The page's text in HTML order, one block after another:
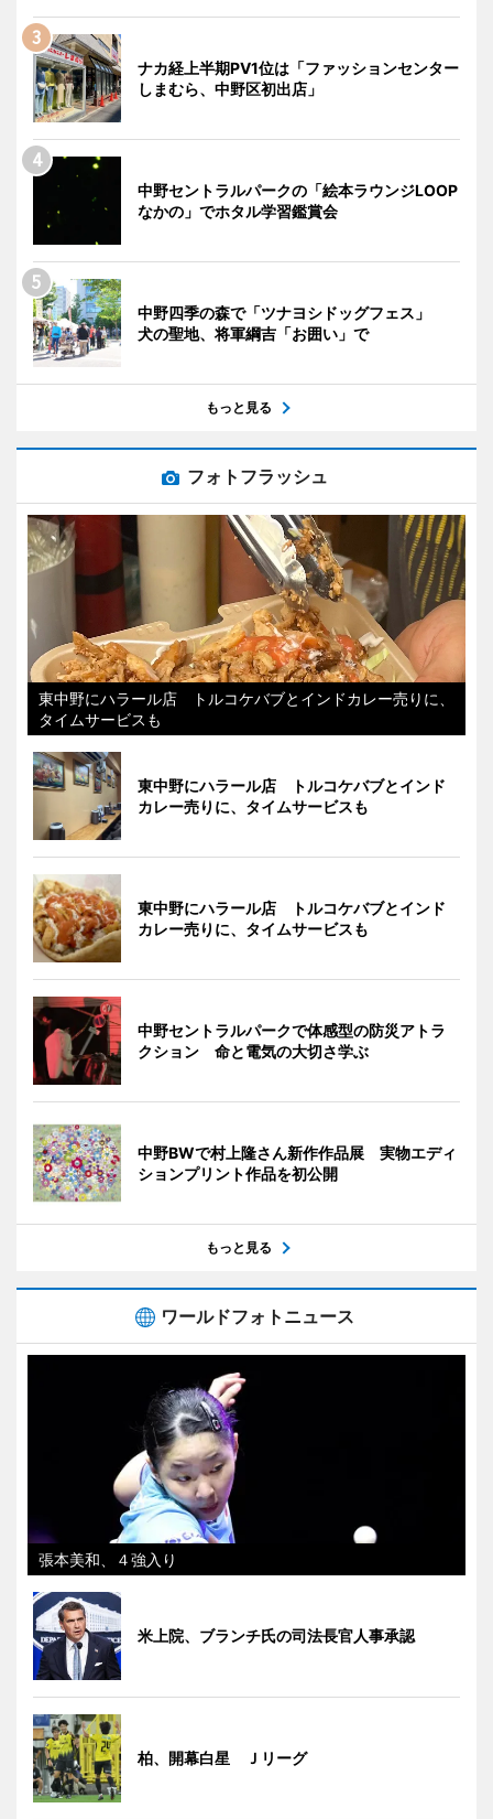
ナカ経上半期PV1位は「ファッションセンター
しまむら、中野区初出店」
中野セントラルパークの「絵本ラウンジLOOP
なかの」でホタル学習鑑賞会
中野四季の森で「ツナヨシドッグフェス」
犬の聖地、将軍綱吉「お囲い」で
もっと見る
フォトフラッシュ
東中野にハラール店 トルコケバブとインドカレー売りに、
タイムサービスも
東中野にハラール店 トルコケバブとインド
カレー売りに、タイムサービスも
東中野にハラール店 トルコケバブとインド
カレー売りに、タイムサービスも
中野セントラルパークで体感型の防災アトラ
クション 命と電気の大切さ学ぶ
中野BWで村上隆さん新作作品展 実物エディ
ションプリント作品を初公開
もっと見る
ワールドフォトニュース
張本美和、４強入り
米上院、ブランチ氏の司法長官人事承認
柏、開幕白星 Ｊリーグ